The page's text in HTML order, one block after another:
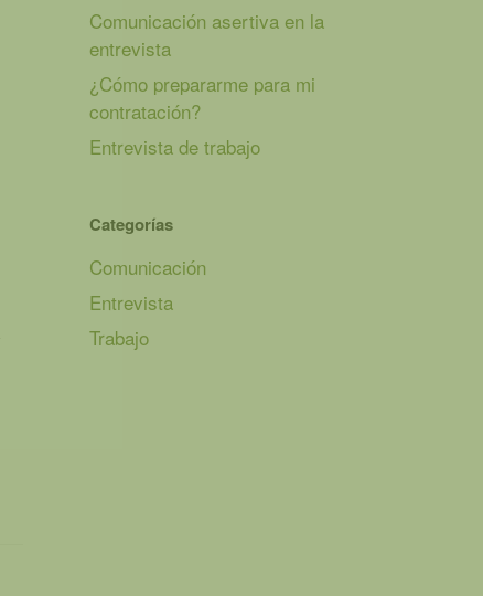
Comunicación asertiva en la
entrevista
¿Cómo prepararme para mi
contratación?
Entrevista de trabajo
Categorías
Comunicación
Entrevista
Trabajo